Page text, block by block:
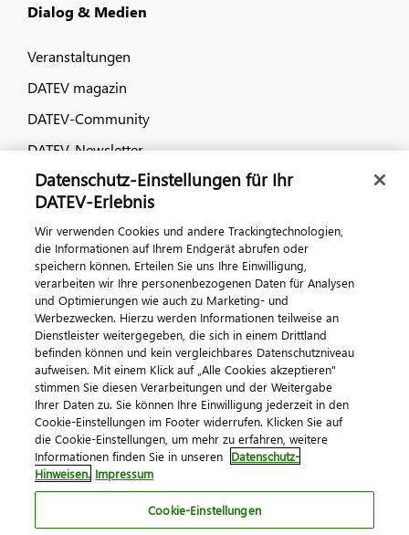
Dialog & Medien
Veranstaltungen
DATEV magazin
DATEV-Community
DATEV-Newsletter
Kontaktieren Sie uns
© 2026 DATEV eG
ImpressumDatenschutzAGB Kontakt
Cookie-Einstellungen
Datenschutz-Einstellungen für Ihr
DATEV-Erlebnis
Wir verwenden Cookies und andere Trackingtechnologien,
die Informationen auf Ihrem Endgerät abrufen oder
speichern können. Erteilen Sie uns Ihre Einwilligung,
verarbeiten wir Ihre personenbezogenen Daten für Analysen
und Optimierungen wie auch zu Marketing- und
Werbezwecken. Hierzu werden Informationen teilweise an
Dienstleister weitergegeben, die sich in einem Drittland
befinden können und kein vergleichbares Datenschutzniveau
aufweisen. Mit einem Klick auf „Alle Cookies akzeptieren"
stimmen Sie diesen Verarbeitungen und der Weitergabe
Ihrer Daten zu. Sie können Ihre Einwilligung jederzeit in den
Cookie-Einstellungen im Footer widerrufen. Klicken Sie auf
die Cookie-Einstellungen, um mehr zu erfahren, weitere
Informationen finden Sie in unseren Datenschutz-
Hinweisen. Impressum
Cookie-Einstellungen